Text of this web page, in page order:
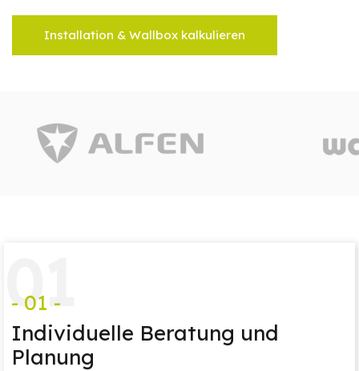
Installation & Wallbox kalkulieren
01
- 01 -
Individuelle Beratung und
Planung